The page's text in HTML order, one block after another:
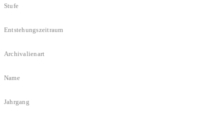
Stufe
Entstehungszeitraum
Archivalienart
Name
Jahrgang